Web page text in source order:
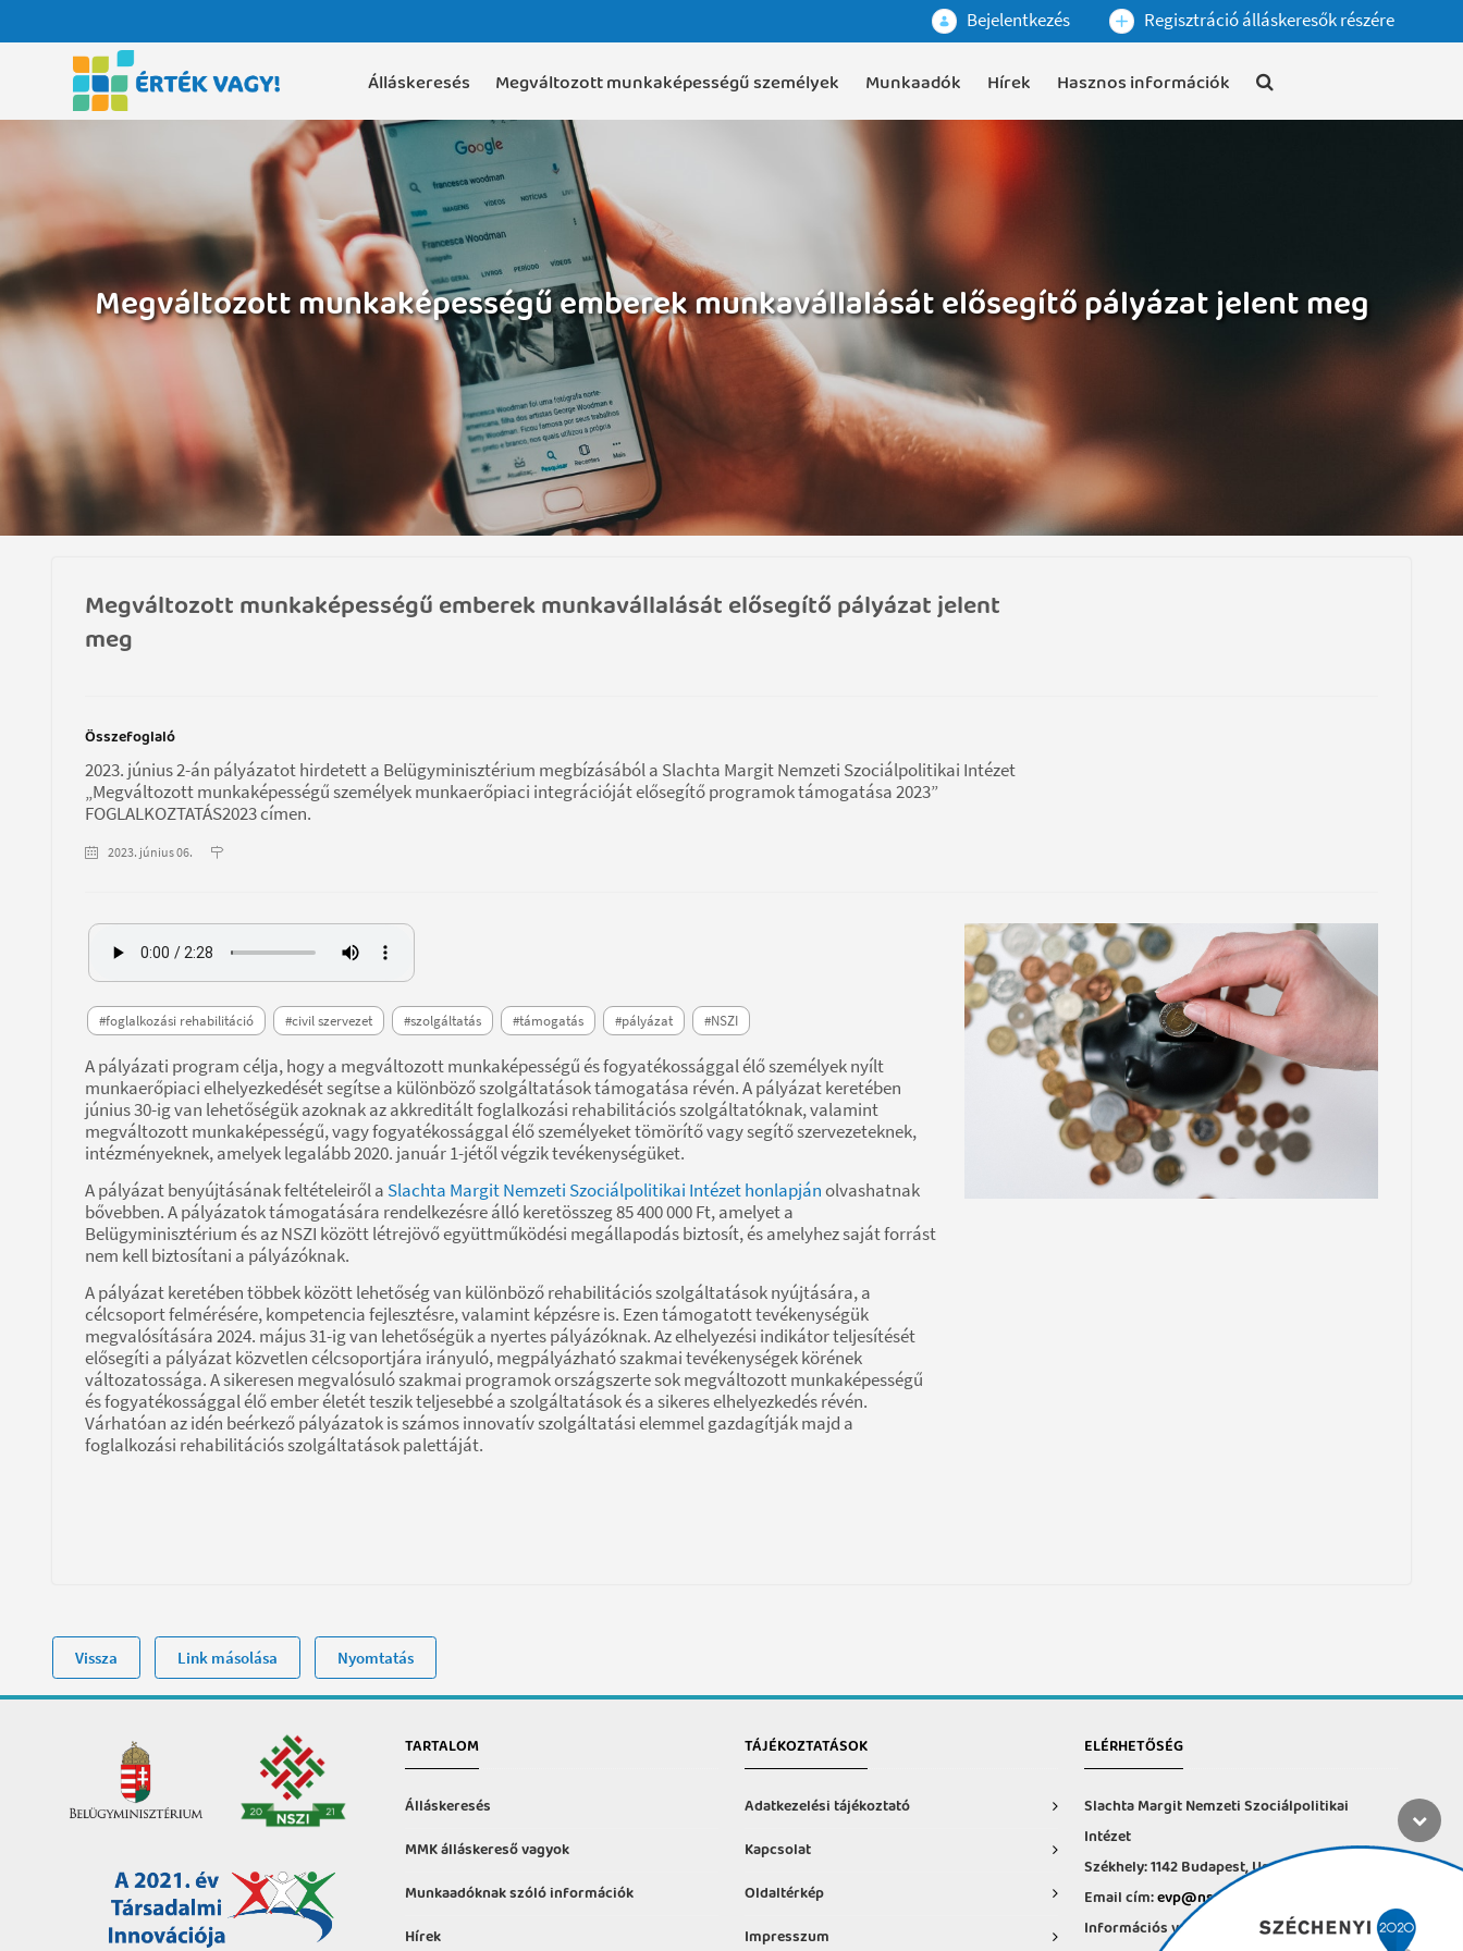
Bejelentkezés Regisztráció álláskeresők részére
Álláskeresés Megváltozott munkaképességű személyek Munkaadók Hírek Hasznos információk
Megváltozott munkaképességű emberek munkavállalását elősegítő pályázat jelent meg
Megváltozott munkaképességű emberek munkavállalását elősegítő pályázat jelent
meg
Összefoglaló
2023. június 2-án pályázatot hirdetett a Belügyminisztérium megbízásából a Slachta Margit Nemzeti Szociálpolitikai Intézet
„Megváltozott munkaképességű személyek munkaerőpiaci integrációját elősegítő programok támogatása 2023”
FOGLALKOZTATÁS2023 címen.
2023. június 06.
#foglalkozási rehabilitáció #civil szervezet #szolgáltatás #támogatás #pályázat #NSZI
A pályázati program célja, hogy a megváltozott munkaképességű és fogyatékossággal élő személyek nyílt
munkaerőpiaci elhelyezkedését segítse a különböző szolgáltatások támogatása révén. A pályázat keretében
június 30-ig van lehetőségük azoknak az akkreditált foglalkozási rehabilitációs szolgáltatóknak, valamint
megváltozott munkaképességű, vagy fogyatékossággal élő személyeket tömörítő vagy segítő szervezeteknek,
intézményeknek, amelyek legalább 2020. január 1-jétől végzik tevékenységüket.
A pályázat benyújtásának feltételeiről a Slachta Margit Nemzeti Szociálpolitikai Intézet honlapjánolvashatnak
bővebben. A pályázatok támogatására rendelkezésre álló keretösszeg 85 400 000 Ft, amelyet a
Belügyminisztérium és az NSZI között létrejövő együttműködési megállapodás biztosít, és amelyhez saját forrást
nem kell biztosítani a pályázóknak.
A pályázat keretében többek között lehetőség van különböző rehabilitációs szolgáltatások nyújtására, a
célcsoport felmérésére, kompetencia fejlesztésre, valamint képzésre is. Ezen támogatott tevékenységük
megvalósítására 2024. május 31-ig van lehetőségük a nyertes pályázóknak. Az elhelyezési indikátor teljesítését
elősegíti a pályázat közvetlen célcsoportjára irányuló, megpályázható szakmai tevékenységek körének
változatossága. A sikeresen megvalósuló szakmai programok országszerte sok megváltozott munkaképességű
és fogyatékossággal élő ember életét teszik teljesebbé a szolgáltatások és a sikeres elhelyezkedés révén.
Várhatóan az idén beérkező pályázatok is számos innovatív szolgáltatási elemmel gazdagítják majd a
foglalkozási rehabilitációs szolgáltatások palettáját.
Vissza Link másolása Nyomtatás
TARTALOM
Álláskeresés
MMK álláskereső vagyok
Munkaadóknak szóló információk
Hírek
TÁJÉKOZTATÁSOK
Adatkezelési tájékoztató
Kapcsolat
Oldaltérkép
Impresszum
ELÉRHETŐSÉG
Slachta Margit Nemzeti Szociálpolitikai
Intézet
Székhely: 1142 Budapest, Ungvár u. 64-66.
Email cím:evp@nszi.hu
Információs vonal: +36 30 682-6371